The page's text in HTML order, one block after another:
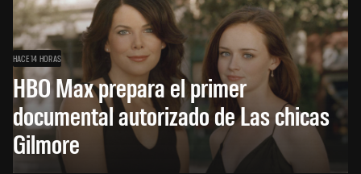
HACE 14 HORAS
HBO Max prepara el primer
documental autorizado de Las chicas
Gilmore